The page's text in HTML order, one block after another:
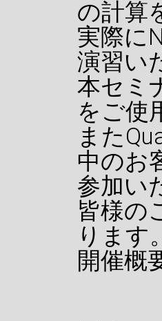
の計算
実際に
演習い
本セミ
をご使
また
中のお
参加い
皆様の
ります
開催概